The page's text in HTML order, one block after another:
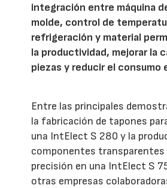
integración entre máquina
molde, control de
refrigeración y material
la productividad, mejorar la
piezas y reducir el consumo
Entre las principales
la fabricación de tapones
una IntElect S 280 y la
componentes transparentes
precisión en una IntElect S
otras empresas